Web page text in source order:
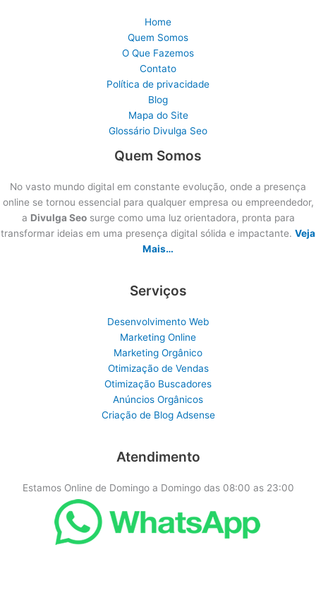
Home
Quem Somos
O Que Fazemos
Contato
Política de privacidade
Blog
Mapa do Site
Glossário Divulga Seo
Quem Somos
No vasto mundo digital em constante evolução, onde a presença
online se tornou essencial para qualquer empresa ou empreendedor,
a Divulga Seosurge como uma luz orientadora, pronta para
transformar ideias em uma presença digital sólida e impactante. Veja
Mais…
Serviços
Desenvolvimento Web
Marketing Online
Marketing Orgânico
Otimização de Vendas
Otimização Buscadores
Anúncios Orgânicos
Criação de Blog Adsense
Atendimento
Estamos Online de Domingo a Domingo das 08:00 as 23:00